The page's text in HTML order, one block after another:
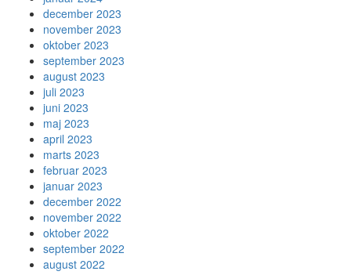
december 2023
november 2023
oktober 2023
september 2023
august 2023
juli 2023
juni 2023
maj 2023
april 2023
marts 2023
februar 2023
januar 2023
december 2022
november 2022
oktober 2022
september 2022
august 2022